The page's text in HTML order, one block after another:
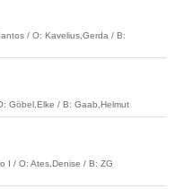
/ O: Kavelius,Gerda / B:
Göbel,Elke / B: Gaab,Helmut
I / O: Ates,Denise / B: ZG